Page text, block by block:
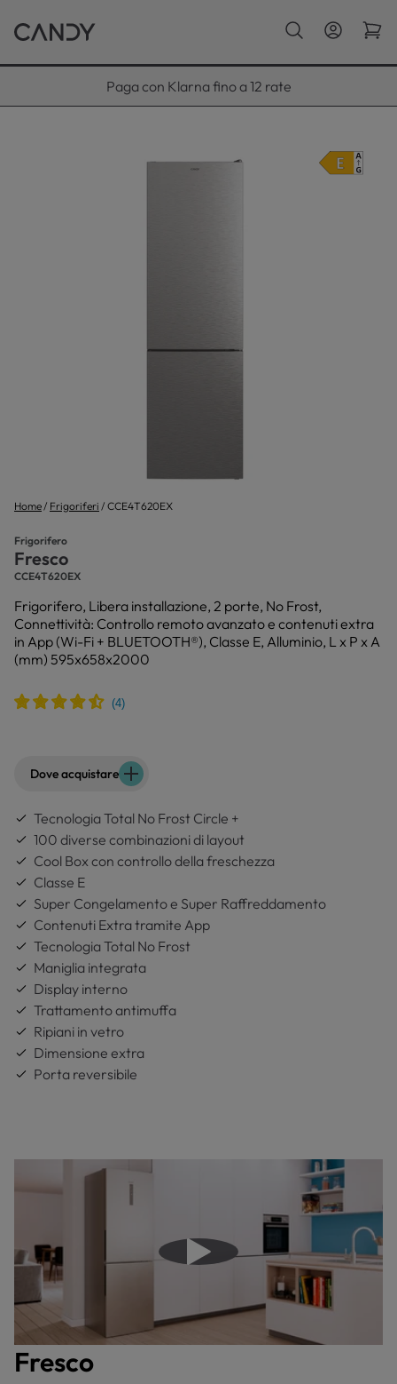
Paga con Klarna fino a 12 rate
Home Frigoriferi CCE4T620EX
Frigorifero
Fresco
CCE4T620EX
Frigorifero, Libera installazione, 2 porte, No Frost,
Connettività: Controllo remoto avanzato e contenuti extra
in App (Wi-Fi + BLUETOOTH®), Classe E, Alluminio, L x P x A
(mm) 595x658x2000
Dove acquistare
Tecnologia Total No Frost Circle +
100 diverse combinazioni di layout
Cool Box con controllo della freschezza
Classe E
Super Congelamento e Super Raffreddamento
Contenuti Extra tramite App
Tecnologia Total No Frost
Maniglia integrata
Display interno
Trattamento antimuffa
Ripiani in vetro
Dimensione extra
Porta reversibile
Riproduci il video
Fresco